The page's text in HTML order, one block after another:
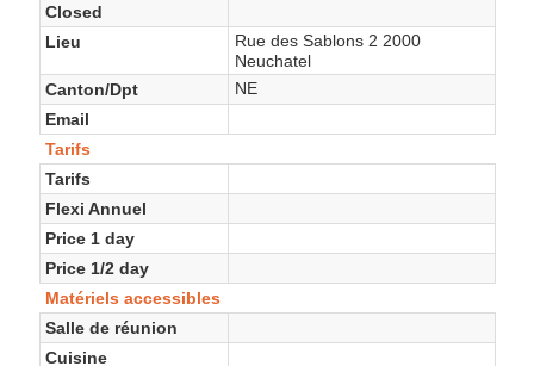
Closed
Lieu
Rue des Sablons 2 2000
Neuchatel
Canton/Dpt
NE
Email
Tarifs
Tarifs
Flexi Annuel
Price 1 day
Price 1/2 day
Matériels accessibles
Salle de réunion
Cuisine